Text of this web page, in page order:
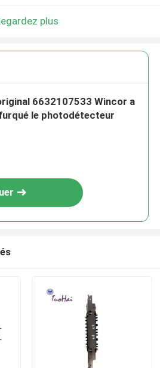
plus
6632107533 Wincor a
le photodétecteur